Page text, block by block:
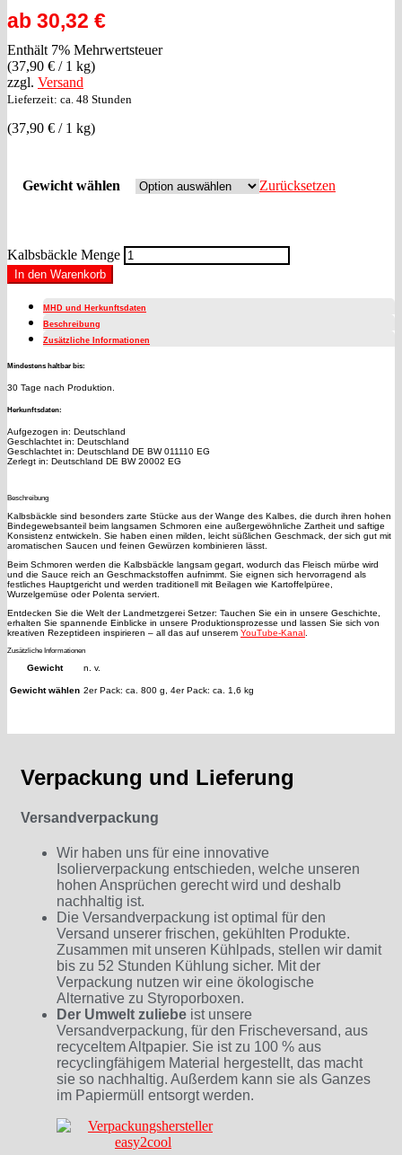
ab 30,32 €
Enthält 7% Mehrwertsteuer
(37,90 € / 1 kg)
zzgl. Versand
Lieferzeit: ca. 48 Stunden
(37,90 € / 1 kg)
Gewicht wählen Zurücksetzen
Kalbsbäckle Menge
In den Warenkorb
MHD und Herkunftsdaten
Beschreibung
Zusätzliche Informationen
Mindestens haltbar bis:
30 Tage nach Produktion.
Herkunftsdaten:
Aufgezogen in: Deutschland
Geschlachtet in: Deutschland
Geschlachtet in: Deutschland DE BW 011110 EG
Zerlegt in: Deutschland DE BW 20002 EG
Beschreibung
Kalbsbäckle sind besonders zarte Stücke aus der Wange des Kalbes, die durch ihren hohen
Bindegewebsanteil beim langsamen Schmoren eine außergewöhnliche Zartheit und saftige
Konsistenz entwickeln. Sie haben einen milden, leicht süßlichen Geschmack, der sich gut mit
aromatischen Saucen und feinen Gewürzen kombinieren lässt.
Beim Schmoren werden die Kalbsbäckle langsam gegart, wodurch das Fleisch mürbe wird
und die Sauce reich an Geschmackstoffen aufnimmt. Sie eignen sich hervorragend als
festliches Hauptgericht und werden traditionell mit Beilagen wie Kartoffelpüree,
Wurzelgemüse oder Polenta serviert.
Entdecken Sie die Welt der Landmetzgerei Setzer: Tauchen Sie ein in unsere Geschichte,
erhalten Sie spannende Einblicke in unsere Produktionsprozesse und lassen Sie sich von
kreativen Rezeptideen inspirieren – all das auf unserem YouTube-Kanal
Zusätzliche Informationen
Gewicht n. v.
Gewicht wählen 2er Pack: ca. 800 g, 4er Pack: ca. 1,6 kg
Verpackung und Lieferung
Versandverpackung
Wir haben uns für eine innovative
Isolierverpackung entschieden, welche unseren
hohen Ansprüchen gerecht wird und deshalb
nachhaltig ist.
Die Versandverpackung ist optimal für den
Versand unserer frischen, gekühlten Produkte.
Zusammen mit unseren Kühlpads, stellen wir damit
bis zu 52 Stunden Kühlung sicher. Mit der
Verpackung nutzen wir eine ökologische
Alternative zu Styroporboxen.
Der Umwelt zuliebe ist unsere
Versandverpackung, für den Frischeversand, aus
recyceltem Altpapier. Sie ist zu 100 % aus
recyclingfähigem Material hergestellt, das macht
sie so nachhaltig. Außerdem kann sie als Ganzes
im Papiermüll entsorgt werden.